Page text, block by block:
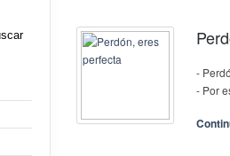
-
- Por